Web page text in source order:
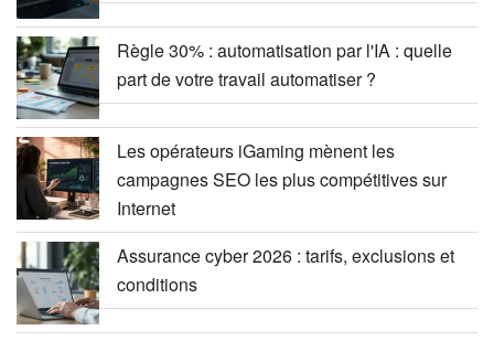
Règle 30% : automatisation par l'IA : quelle
part de votre travail automatiser ?
Les opérateurs iGaming mènent les
campagnes SEO les plus compétitives sur
Internet
Assurance cyber 2026 : tarifs, exclusions et
conditions